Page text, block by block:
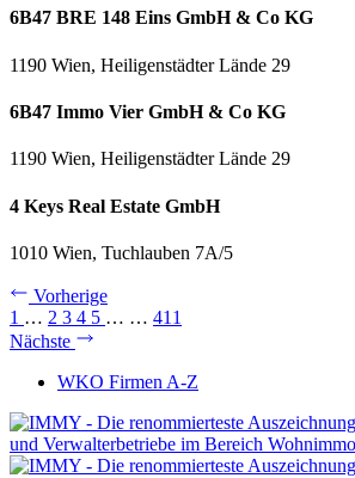
6B47 BRE 148 Eins GmbH & Co KG
1190 Wien, Heiligenstädter Lände 29
6B47 Immo Vier GmbH & Co KG
1190 Wien, Heiligenstädter Lände 29
4 Keys Real Estate GmbH
1010 Wien, Tuchlauben 7A/5
Vorherige
1 … 2 3 4 5 … … 411
Nächste
WKO Firmen A-Z